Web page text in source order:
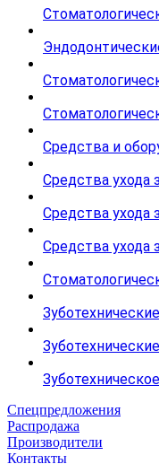
Средства и
Средства ухода
Средства ухода
Средства ухода
Спецпредложения
Распродажа
Производители
Контакты